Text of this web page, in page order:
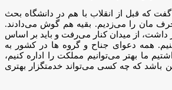
که قبل از انقلاب با هم در دانشگاه بحث
مان را می‌زدیم. بقیه هم گوش می‌دادند.
از میدان کنار می‌رفت و باید بر اساس
همه دعوای جناح و گروه ها در کشور به
ما بهتر می‌توانیم مملکت را اداره کنیم،
باشد که چه کسی می‌تواند خدمتگزار بهتری